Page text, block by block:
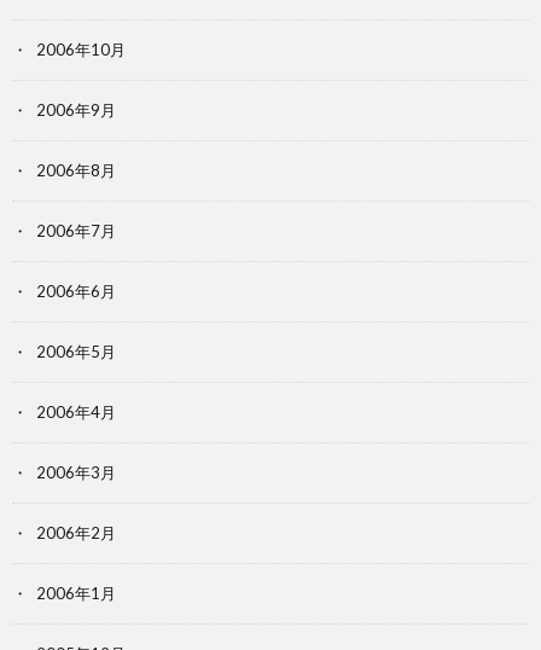
2006年10月
2006年9月
2006年8月
2006年7月
2006年6月
2006年5月
2006年4月
2006年3月
2006年2月
2006年1月